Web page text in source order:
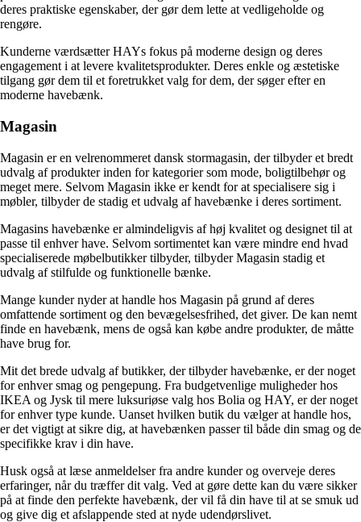
deres praktiske egenskaber, der gør dem lette at vedligeholde og
rengøre.
Kunderne værdsætter HAYs fokus på moderne design og deres
engagement i at levere kvalitetsprodukter. Deres enkle og æstetiske
tilgang gør dem til et foretrukket valg for dem, der søger efter en
moderne havebænk.
Magasin
Magasin er en velrenommeret dansk stormagasin, der tilbyder et bredt
udvalg af produkter inden for kategorier som mode, boligtilbehør og
meget mere. Selvom Magasin ikke er kendt for at specialisere sig i
møbler, tilbyder de stadig et udvalg af havebænke i deres sortiment.
Magasins havebænke er almindeligvis af høj kvalitet og designet til at
passe til enhver have. Selvom sortimentet kan være mindre end hvad
specialiserede møbelbutikker tilbyder, tilbyder Magasin stadig et
udvalg af stilfulde og funktionelle bænke.
Mange kunder nyder at handle hos Magasin på grund af deres
omfattende sortiment og den bevægelsesfrihed, det giver. De kan nemt
finde en havebænk, mens de også kan købe andre produkter, de måtte
have brug for.
Mit det brede udvalg af butikker, der tilbyder havebænke, er der noget
for enhver smag og pengepung. Fra budgetvenlige muligheder hos
IKEA og Jysk til mere luksuriøse valg hos Bolia og HAY, er der noget
for enhver type kunde. Uanset hvilken butik du vælger at handle hos,
er det vigtigt at sikre dig, at havebænken passer til både din smag og de
specifikke krav i din have.
Husk også at læse anmeldelser fra andre kunder og overveje deres
erfaringer, når du træffer dit valg. Ved at gøre dette kan du være sikker
på at finde den perfekte havebænk, der vil få din have til at se smuk ud
og give dig et afslappende sted at nyde udendørslivet.